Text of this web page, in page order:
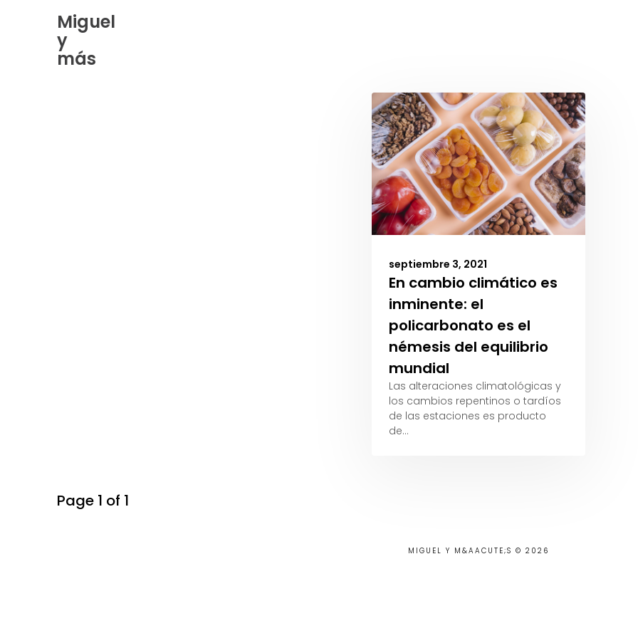
Skip
to
Miguel
y
más
septiembre 3, 2021
En cambio climático es
inminente: el
policarbonato es el
némesis del equilibrio
mundial
Las alteraciones climatológicas y
los cambios repentinos o tardíos
de las estaciones es producto
de…
Page 1 of 1
MIGUEL Y M&AACUTE;S © 2026